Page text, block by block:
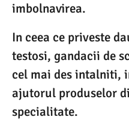
imbolnavirea.
In ceea ce priveste
testosi, gandacii de
cel mai des intalniti,
ajutorul produselor
specialitate.